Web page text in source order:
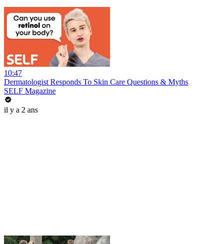
10:47
Dermatologist Responds To Skin Care Questions & Myths
SELF Magazine
il y a 2 ans